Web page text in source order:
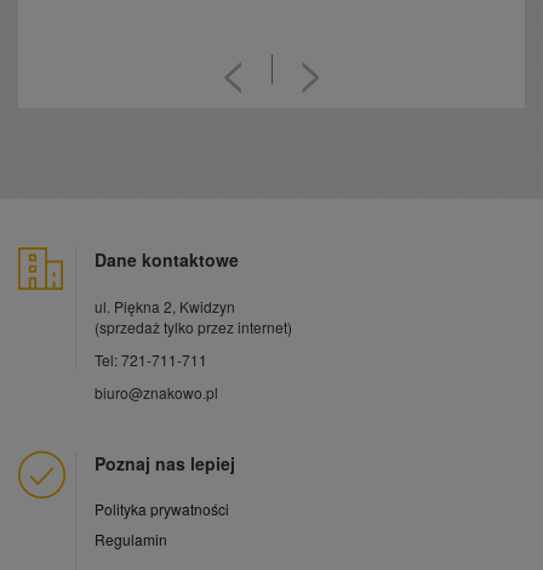
< >
Dane kontaktowe
ul. Piękna 2, Kwidzyn
(sprzedaż tylko przez internet)
Tel: 721-711-711
biuro@znakowo.pl
Poznaj nas lepiej
Polityka prywatności
Regulamin